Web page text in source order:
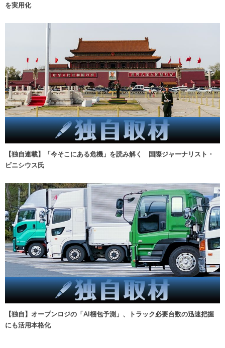
を実用化
【独自連載】「今そこにある危機」を読み解く 国際ジャーナリスト・
ビニシウス氏
【独自】オープンロジの「AI梱包予測」、トラック必要台数の迅速把握
にも活用本格化